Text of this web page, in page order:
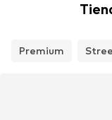
Premium